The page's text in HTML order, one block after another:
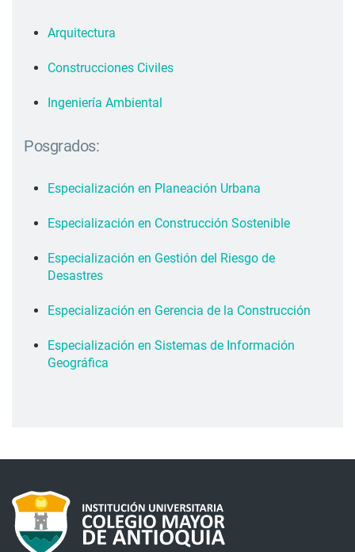
Arquitectura
Construcciones Civiles
Ingeniería Ambiental
Posgrados:
Especialización en Planeación Urbana
Especialización en Construcción Sostenible
Especialización en Gestión del Riesgo de
Desastres
Especialización en Gerencia de la Construcción
Especialización en Sistemas de Información
Geográfica